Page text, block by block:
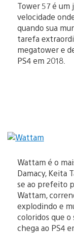
Tower 57 é
velocidade
quando sua
tarefa
megatower e
PS4 em 2018.
Wattam é o
Damacy, Keita
se ao prefeito
Wattam,
explodindo e
coloridos que
chega ao PS4